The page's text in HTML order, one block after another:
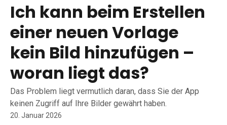
Ich kann beim Erstellen
einer neuen Vorlage
kein Bild hinzufügen –
woran liegt das?
Das Problem liegt vermutlich daran, dass Sie der App
keinen Zugriff auf Ihre Bilder gewährt haben.
20. Januar 2026